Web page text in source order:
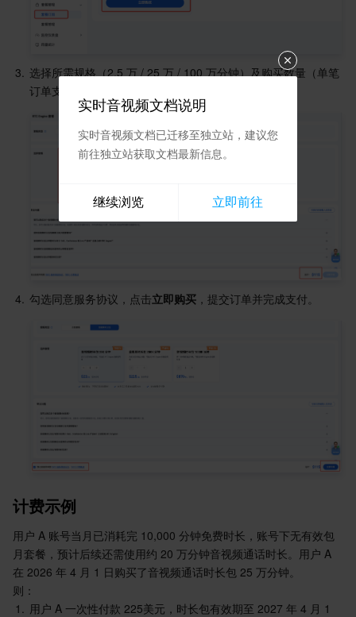
大模型服务平台 TokenHub
消息队列 MQTT 版
消息队列 CMQ 版
实时互动-教育版
实时互动-工业能源版
云联络中心
媒体包装
媒体传输
直播录制
媒体处理
媒体处理
视频终端SDK
短视频 SDK
腾讯特效 SDK
互动白板
腾讯健康组学平台
数智医疗影像平台
智能预问诊
云资源管理
API
智能顾问
云资源自动化 for Terraform
访问管理
集团账号管理
控制中心
开发者工具
云原生构建
腾讯云代码助手
腾讯云代码分析
腾讯云超级应用服务
云开发 CloudBase
监控与运维
腾讯云可观测平台
应用性能监控
前端性能监控
Prometheus 监控服务
Grafana 可视化服务
事件总线
云迁移
云 API
软件产品公告专区
软件产品生命周期公告
专有云软件
腾讯专有云PaaS平台 TCS
大数据
大数据处理套件 TBDS
其他文档
渠道合作伙伴
操作系统
3. 选择所需规格（2.5 万 / 25 万 / 100 万分钟）及购买数量（单笔
订单支持同一规格时长包多个叠加购买）。
4. 勾选同意服务协议，点击立即购买 ，提交订单并完成支付。
计费示例
用户 A 账号当月已消耗完 10,000 分钟免费时长，账号下无有效包
月套餐，预计后续还需使用约 20 万分钟音视频通话时长。用户 A
在 2026 年 4 月 1 日购买了音视频通话时长包 25 万分钟。
则：
1.
用户 A 一次性付款 225美元，时长包有效期至 2027 年 4 月 1
实时音视频文档说明
实时音视频文档已迁移至独立站，建议您
前往独立站获取文档最新信息。
立即前往
继续浏览